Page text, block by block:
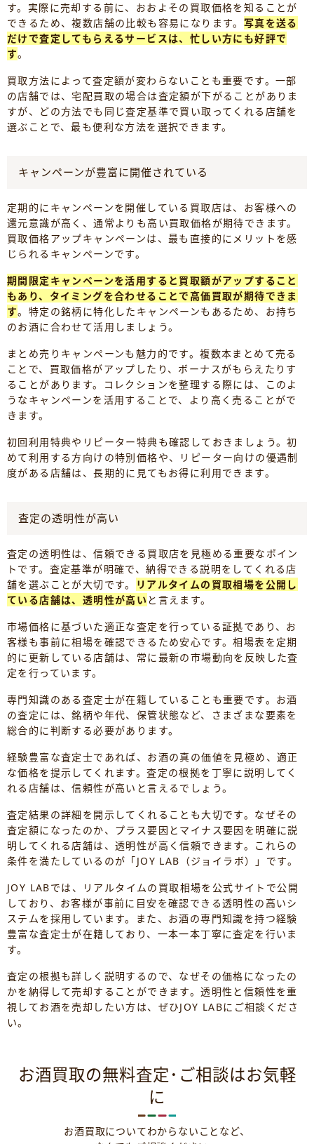
す。実際に売却する前に、おおよその買取価格を知ることが
できるため、複数店舗の比較も容易になります。 写真を送る
だけで査定してもらえるサービスは、忙しい方にも好評で
す。
買取方法によって査定額が変わらないことも重要です。一部
の店舗では、宅配買取の場合は査定額が下がることがありま
すが、どの方法でも同じ査定基準で買い取ってくれる店舗を
選ぶことで、最も便利な方法を選択できます。
キャンペーンが豊富に開催されている
定期的にキャンペーンを開催している買取店は、お客様への
還元意識が高く、通常よりも高い買取価格が期待できます。
買取価格アップキャンペーンは、最も直接的にメリットを感
じられるキャンペーンです。
期間限定キャンペーンを活用すると買取額がアップすること
もあり、タイミングを合わせることで高価買取が期待できま
す。特定の銘柄に特化したキャンペーンもあるため、お持ち
のお酒に合わせて活用しましょう。
まとめ売りキャンペーンも魅力的です。複数本まとめて売る
ことで、買取価格がアップしたり、ボーナスがもらえたりす
ることがあります。コレクションを整理する際には、このよ
うなキャンペーンを活用することで、より高く売ることがで
きます。
初回利用特典やリピーター特典も確認しておきましょう。初
めて利用する方向けの特別価格や、リピーター向けの優遇制
度がある店舗は、長期的に見てもお得に利用できます。
査定の透明性が高い
査定の透明性は、信頼できる買取店を見極める重要なポイン
トです。査定基準が明確で、納得できる説明をしてくれる店
舗を選ぶことが大切です。
リアルタイムの買取相場を公開し
ている店舗は、透明性が高い と言えます。
市場価格に基づいた適正な査定を行っている証拠であり、お
客様も事前に相場を確認できるため安心です。相場表を定期
的に更新している店舗は、常に最新の市場動向を反映した査
定を行っています。
専門知識のある査定士が在籍していることも重要です。お酒
の査定には、銘柄や年代、保管状態など、さまざまな要素を
総合的に判断する必要があります。
経験豊富な査定士であれば、お酒の真の価値を見極め、適正
な価格を提示してくれます。査定の根拠を丁寧に説明してく
れる店舗は、信頼性が高いと言えるでしょう。
査定結果の詳細を開示してくれることも大切です。なぜその
査定額になったのか、プラス要因とマイナス要因を明確に説
明してくれる店舗は、透明性が高く信頼できます。これらの
条件を満たしているのが「JOY LAB（ジョイラボ）」です。
JOY LABでは、リアルタイムの買取相場を公式サイトで公開
しており、お客様が事前に目安を確認できる透明性の高いシ
ステムを採用しています。また、お酒の専門知識を持つ経験
豊富な査定士が在籍しており、一本一本丁寧に査定を行いま
す。
査定の根拠も詳しく説明するので、なぜその価格になったの
かを納得して売却することができます。透明性と信頼性を重
視してお酒を売却したい方は、ぜひJOY LABにご相談くださ
い。
お酒買取の無料査定･ご相談はお気軽
に
お酒買取についてわからないことなど、